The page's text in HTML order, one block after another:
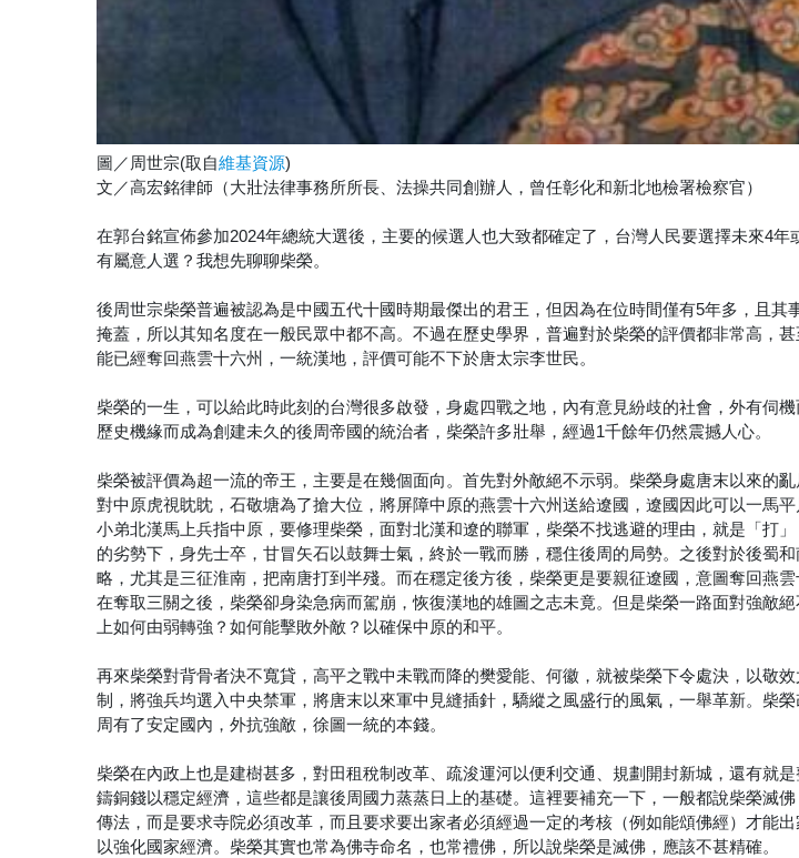
圖／周世宗(取自維基資源)
文／高宏銘律師（大壯法律事務所所長、法操共同創辦人，曾任彰化和新北地檢署檢察官）
在郭台銘宣佈參加2024年總統大選後，主要的候選人也大致都確定了，台灣人民要選擇未來4年
有屬意人選？我想先聊聊柴榮。
後周世宗柴榮普遍被認為是中國五代十國時期最傑出的君王，但因為在位時間僅有5年多，且其
掩蓋，所以其知名度在一般民眾中都不高。不過在歷史學界，普遍對於柴榮的評價都非常高，
能已經奪回燕雲十六州，一統漢地，評價可能不下於唐太宗李世民。
柴榮的一生，可以給此時此刻的台灣很多啟發，身處四戰之地，內有意見紛歧的社會，外有伺
歷史機緣而成為創建未久的後周帝國的統治者，柴榮許多壯舉，經過1千餘年仍然震撼人心。
柴榮被評價為超一流的帝王，主要是在幾個面向。首先對外敵絕不示弱。柴榮身處唐末以來的
對中原虎視眈眈，石敬塘為了搶大位，將屏障中原的燕雲十六州送給遼國，遼國因此可以一馬
小弟北漢馬上兵指中原，要修理柴榮，面對北漢和遼的聯軍，柴榮不找逃避的理由，就是「打
的劣勢下，身先士卒，甘冒矢石以鼓舞士氣，終於一戰而勝，穩住後周的局勢。之後對於後蜀
略，尤其是三征淮南，把南唐打到半殘。而在穩定後方後，柴榮更是要親征遼國，意圖奪回燕
在奪取三關之後，柴榮卻身染急病而駕崩，恢復漢地的雄圖之志未竟。但是柴榮一路面對強敵
上如何由弱轉強？如何能擊敗外敵？以確保中原的和平。
再來柴榮對背骨者決不寬貸，高平之戰中未戰而降的樊愛能、何徽，就被柴榮下令處決，以敬
制，將強兵均選入中央禁軍，將唐末以來軍中見縫插針，驕縱之風盛行的風氣，一舉革新。柴
周有了安定國內，外抗強敵，徐圖一統的本錢。
柴榮在內政上也是建樹甚多，對田租稅制改革、疏浚運河以便利交通、規劃開封新城，還有就
鑄銅錢以穩定經濟，這些都是讓後周國力蒸蒸日上的基礎。這裡要補充一下，一般都說柴榮滅
傳法，而是要求寺院必須改革，而且要求要出家者必須經過一定的考核（例如能頌佛經）才能
以強化國家經濟。柴榮其實也常為佛寺命名，也常禮佛，所以說柴榮是滅佛，應該不甚精確。